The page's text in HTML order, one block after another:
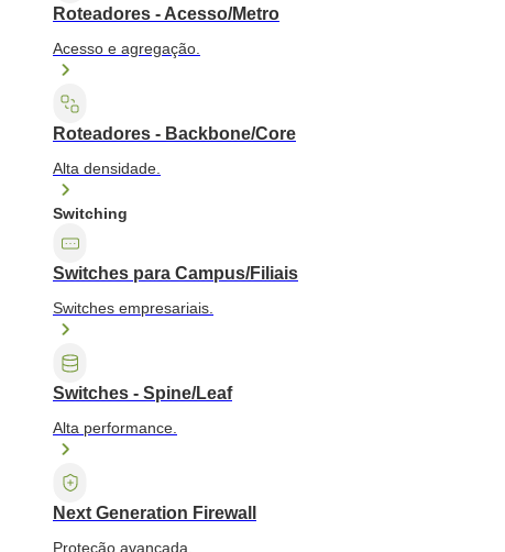
Roteadores - Acesso/Metro
Acesso e agregação.
Roteadores - Backbone/Core
Alta densidade.
Switching
Switches para Campus/Filiais
Switches empresariais.
Switches - Spine/Leaf
Alta performance.
Next Generation Firewall
Proteção avançada.